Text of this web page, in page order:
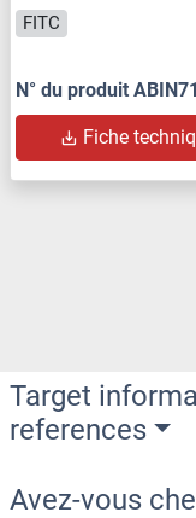
FITC
N° du produit
Fiche
Target
references
Avez-vous